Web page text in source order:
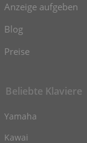
Anzeige aufgeben
Blog
Preise
Beliebte Klaviere
Yamaha
Kawai